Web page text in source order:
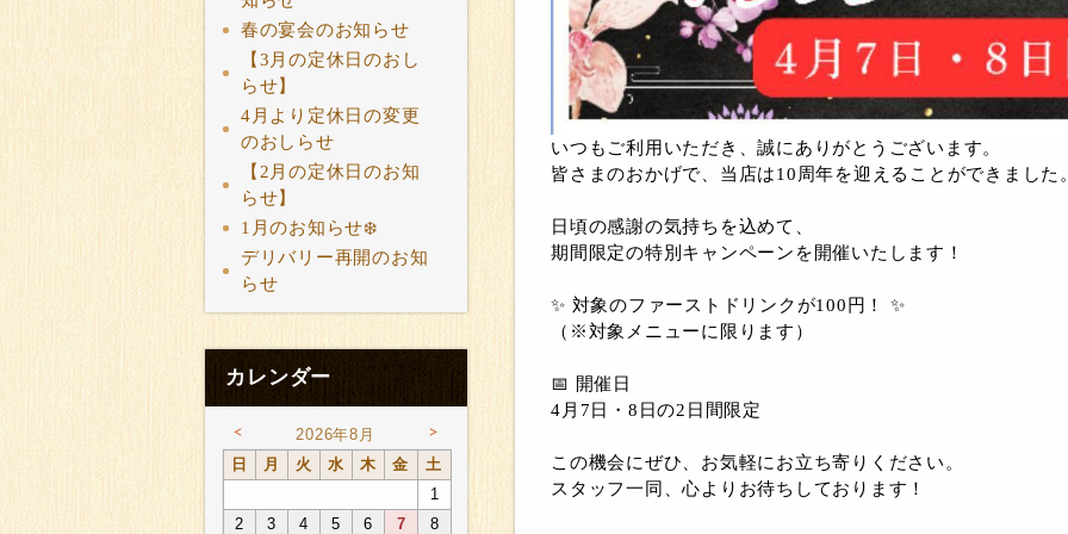
春の宴会のお知らせ
【3月の定休日のおし
らせ】
4月より定休日の変更
のおしらせ
【2月の定休日のお知
らせ】
1月のお知らせ❄️
デリバリー再開のお知
らせ
カレンダー
< 2026年8月 >
日 月 火 水 木 金
土
1
2
3 4 5 6 7 8
いつもご利用いただき、誠にありがとうございます。
皆さまのおかげで、当店は10周年を迎えることができました
日頃の感謝の気持ちを込めて、
期間限定の特別キャンペーンを開催いたします！
✨ 対象のファーストドリンクが100円！ ✨
（※対象メニューに限ります）
📅 開催日
4月7日・8日の2日間限定
この機会にぜひ、お気軽にお立ち寄りください。
スタッフ一同、心よりお待ちしております！